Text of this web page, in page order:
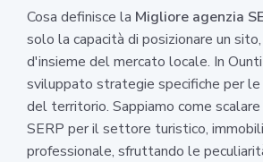
Cosa definisce la Migliore agenzia
solo la capacità di posizionare un
d'insieme del mercato locale. In
sviluppato strategie specifiche per le
del territorio. Sappiamo come
SERP per il settore turistico,
professionale, sfruttando le